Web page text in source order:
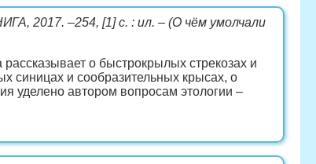
2017. –254, [1] с. : ил. – (О чём умолчали
о быстрокрылых стрекозах и
синицах и сообразительных крысах, о
уделено автором вопросам этологии –